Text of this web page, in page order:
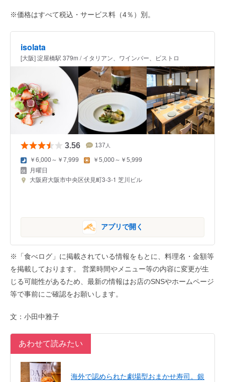
※価格はすべて税込・サービス料（4％）別。
isolata
[大阪] 淀屋橋駅 379m / イタリアン、ワインバー、ビストロ
3.56 137 人
￥6,000～￥7,999 ￥5,000～￥5,999
月曜日
大阪府大阪市中央区伏見町3-3-1 芝川ビル
アプリで開く
※「食べログ」に掲載されている情報をもとに、料理名・金額等
を掲載しております。 営業時間やメニュー等の内容に変更が生
じる可能性があるため、最新の情報はお店のSNSやホームページ
等で事前にご確認をお願いします。
文：小田中雅子
あわせて読みたい
海外で認められた劇場型おまかせ寿司。銀